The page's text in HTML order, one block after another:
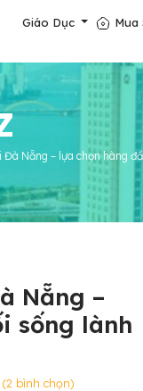
Giáo Dục Mua
Nẵng – lựa chọn hàng
Nẵng –
sống lành
bình chọn)